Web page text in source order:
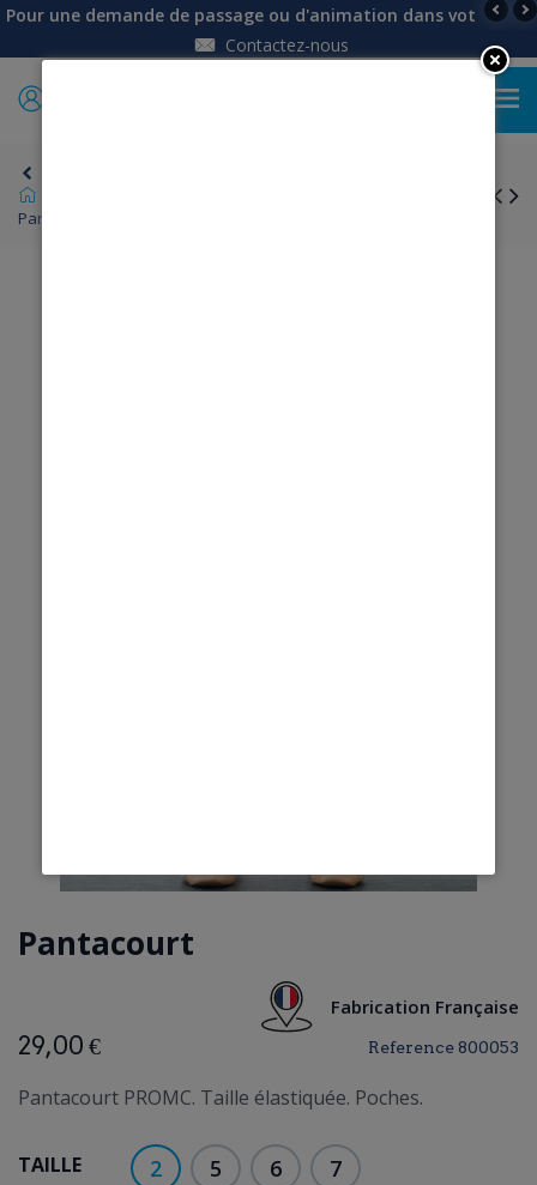
Pour une demande de passage ou d'animation dans votre
Contactez-nous
Pantacourt
Pantacourt
Fabrication Française
Reference 800053
29,00 €
Pantacourt PROMC. Taille élastiquée. Poches.
TAILLE 2 5 6 7